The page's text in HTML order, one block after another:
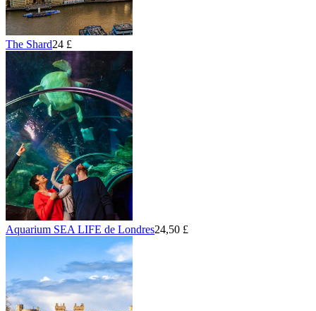
The Shard24 £
Aquarium SEA LIFE de Londres24,50 £